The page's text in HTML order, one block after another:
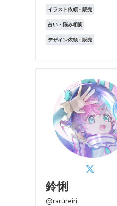
イラスト依頼・販売
占い・悩み相談
デザイン依頼・販売
鈴悧
@rarureiri